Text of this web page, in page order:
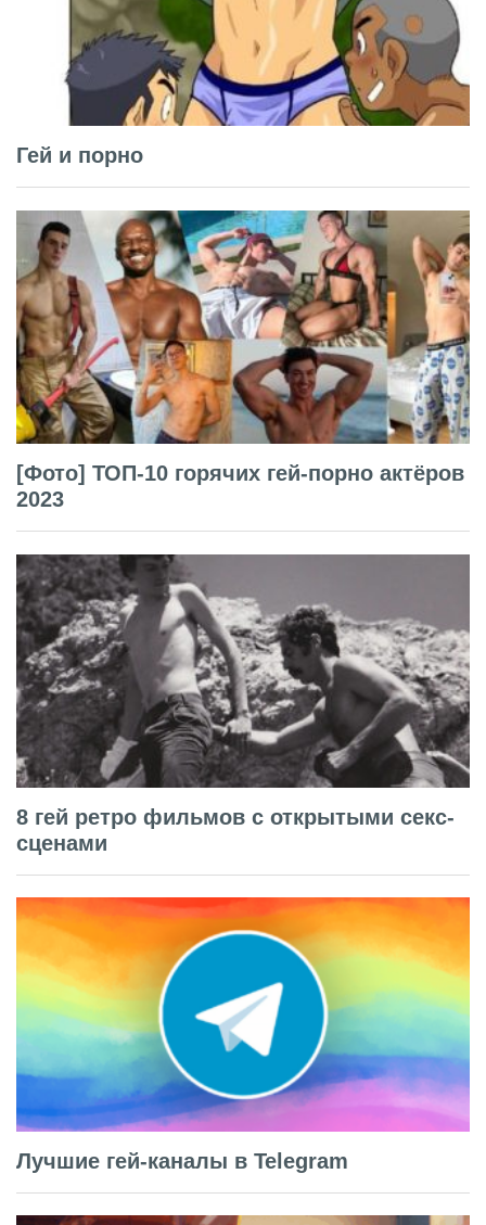
Гей и порно
[Фото] ТОП-10 горячих гей-порно актёров
2023
8 гей ретро фильмов с открытыми секс-
сценами
Лучшие гей-каналы в Telegram